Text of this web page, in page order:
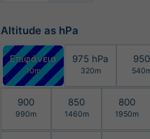
Altitude as hPa
Επιφάνεια
10m
975 hPa
320m
950
900
990m
850
1460m
800
1950m